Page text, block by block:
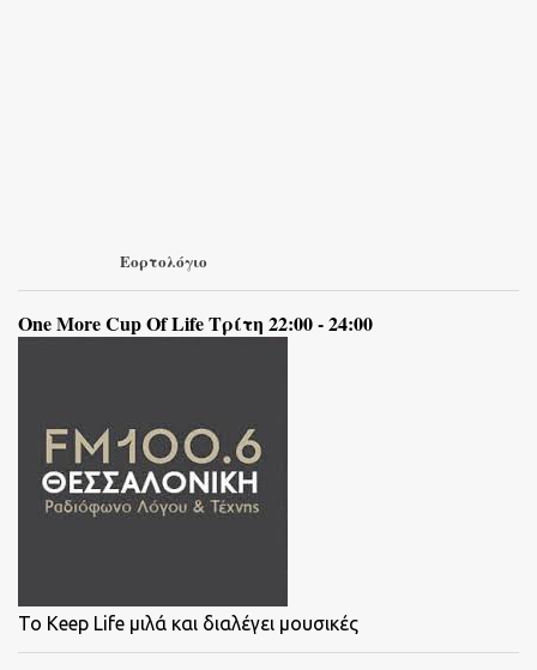
Εορτολόγιο
One More Cup Of Life Τρίτη 22:00 - 24:00
To Keep Life μιλά και διαλέγει μουσικές